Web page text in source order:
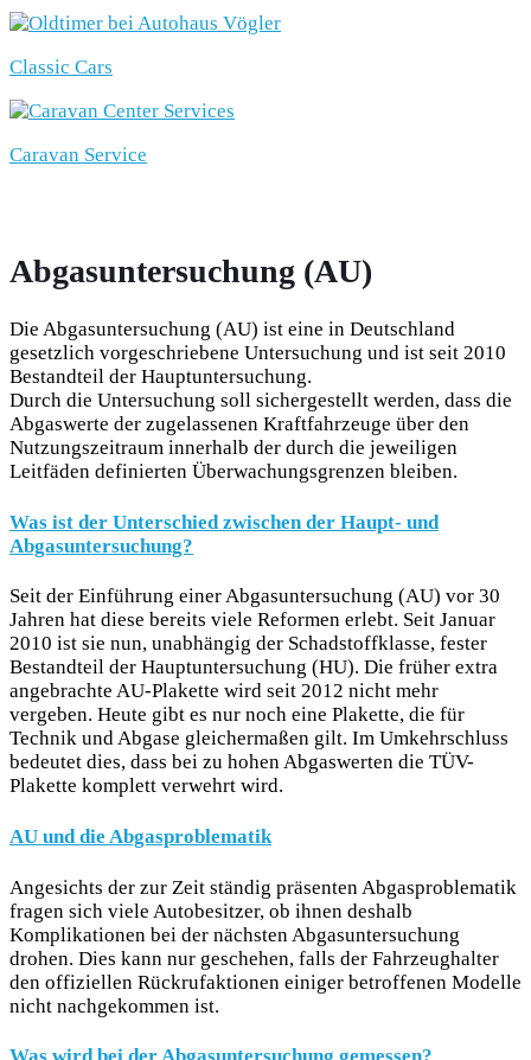
Classic Cars
Caravan Service
Abgasuntersuchung (AU)
Die Abgasuntersuchung (AU) ist eine in Deutschland
gesetzlich vorgeschriebene Untersuchung und ist seit 2010
Bestandteil der Hauptuntersuchung.
Durch die Untersuchung soll sichergestellt werden, dass die
Abgaswerte der zugelassenen Kraftfahrzeuge über den
Nutzungszeitraum innerhalb der durch die jeweiligen
Leitfäden definierten Überwachungsgrenzen bleiben.
Was ist der Unterschied zwischen der Haupt- und
Abgasuntersuchung?
Seit der Einführung einer Abgasuntersuchung (AU) vor 30
Jahren hat diese bereits viele Reformen erlebt. Seit Januar
2010 ist sie nun, unabhängig der Schadstoffklasse, fester
Bestandteil der Hauptuntersuchung (HU). Die früher extra
angebrachte AU-Plakette wird seit 2012 nicht mehr
vergeben. Heute gibt es nur noch eine Plakette, die für
Technik und Abgase gleichermaßen gilt. Im Umkehrschluss
bedeutet dies, dass bei zu hohen Abgaswerten die TÜV-
Plakette komplett verwehrt wird.
AU und die Abgasproblematik
Angesichts der zur Zeit ständig präsenten Abgasproblematik
fragen sich viele Autobesitzer, ob ihnen deshalb
Komplikationen bei der nächsten Abgasuntersuchung
drohen. Dies kann nur geschehen, falls der Fahrzeughalter
den offiziellen Rückrufaktionen einiger betroffenen Modelle
nicht nachgekommen ist.